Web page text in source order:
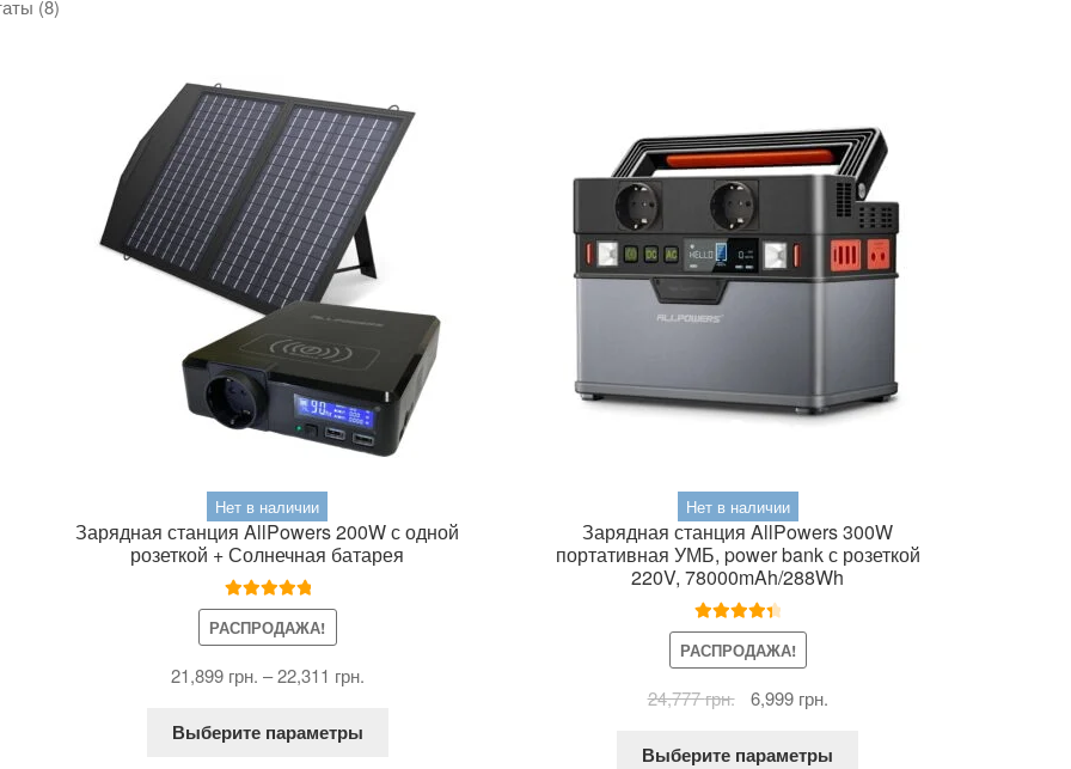
(8)Сортировка:
Нет в наличии
Зарядная станция AllPowers 200W с одной
розеткой + Солнечная батарея
Оценка5.00
из 5
РАСПРОДАЖА!
21,899 грн. –22,311 грн.
Выберите параметры
Нет в наличии
Зарядная станция AllPowers 300W
портативная УМБ, power bank с розеткой
220V, 78000mAh/288Wh
Оценка
4.50 из 5
РАСПРОДАЖА!
24,777грн.
Первоначальная
составляла
6,999 грн.
6,999 грн..
Выберите параметры